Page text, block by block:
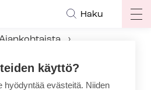
Haku
Ajankohtaista
Finnhemsin ja Tehyn välisissä neuvotteluissa keskusteltiin tekstimuutoksista
käyttö?
hyödyntää evästeitä. Niiden